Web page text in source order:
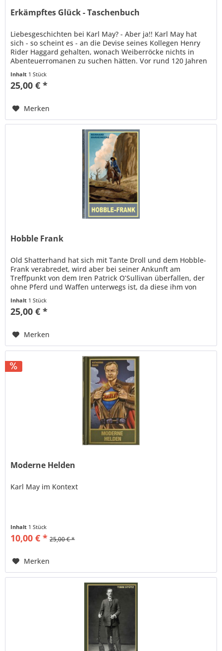
Erkämpftes Glück - Taschenbuch
Liebesgeschichten bei Karl May? - Aber ja!! Karl May hat
sich - so scheint es - an die Devise seines Kollegen Henry
Rider Haggard gehalten, wonach Weiberröcke nichts in
Abenteuerromanen zu suchen hätten. Vor rund 120 Jahren
Inhalt 1 Stück
25,00 € *
Merken
Hobble Frank
Old Shatterhand hat sich mit Tante Droll und dem Hobble-
Frank verabredet, wird aber bei seiner Ankunft am
Treffpunkt von dem Iren Patrick O’Sullivan überfallen, der
ohne Pferd und Waffen unterwegs ist, da diese ihm von
Inhalt 1 Stück
25,00 € *
Merken
Moderne Helden
Karl May im Kontext
Inhalt 1 Stück
10,00 € * 25,00 € *
Merken